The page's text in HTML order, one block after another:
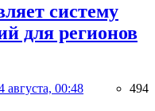
систему
для регионов
августа, 00:48 494